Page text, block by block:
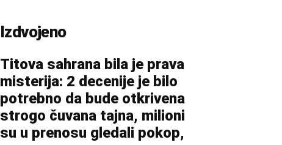
Izdvojeno
Titova sahrana bila je prava
misterija: 2 decenije je bilo
potrebno da bude otkrivena
strogo čuvana tajna, milioni
su u prenosu gledali pokop,